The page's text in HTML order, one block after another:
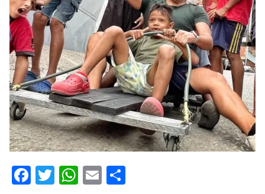
Facebook
Twitter
WhatsApp
Email